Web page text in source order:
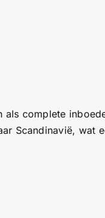
als complete
Scandinavië, wat